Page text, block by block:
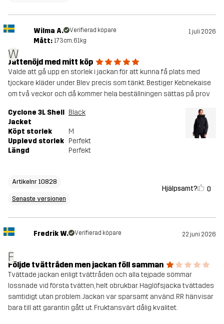
W
Wilma A. Verifierad köpare 1 juli 2026
Mått: 173cm, 61kg
Jättenöjd med mitt köp
Valde att gå upp en storlek i jackan för att kunna få plats med
tjockare kläder under. Blev precis som tänkt. Bestiger Kebnekaise
om två veckor och då kommer hela beställningen sättas på prov
Cyclone 3L Shell
Jacket
Black
Köpt storlek
M
Upplevd storlek Perfekt
Längd
Perfekt
Artikelnr 10828
Senaste versionen
Hjälpsamt? 0
F
Fredrik W. Verifierad köpare 22 juni 2026
Följde tvättråden men jackan föll samman
Tvättade jackan enligt tvättråden och alla tejpade sömmar
lossnade vid första tvätten, helt obrukbar. Haglöfsjacka tvättades
samtidigt utan problem. Jackan var sparsamt använd. RR hänvisar
bara till att garantin gått ut. Fruktansvärt dålig kvalitet.